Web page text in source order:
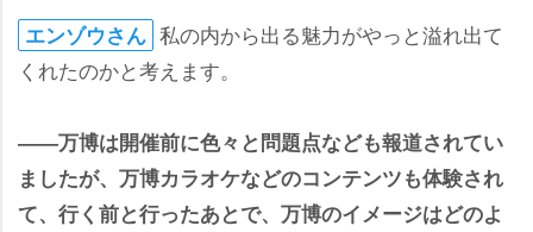
エンゾウさん 私の内から出る魅力がやっと溢れ出て
くれたのかと考えます。
――万博は開催前に色々と問題点なども報道されてい
ましたが、万博カラオケなどのコンテンツも体験され
て、行く前と行ったあとで、万博のイメージはどのよ